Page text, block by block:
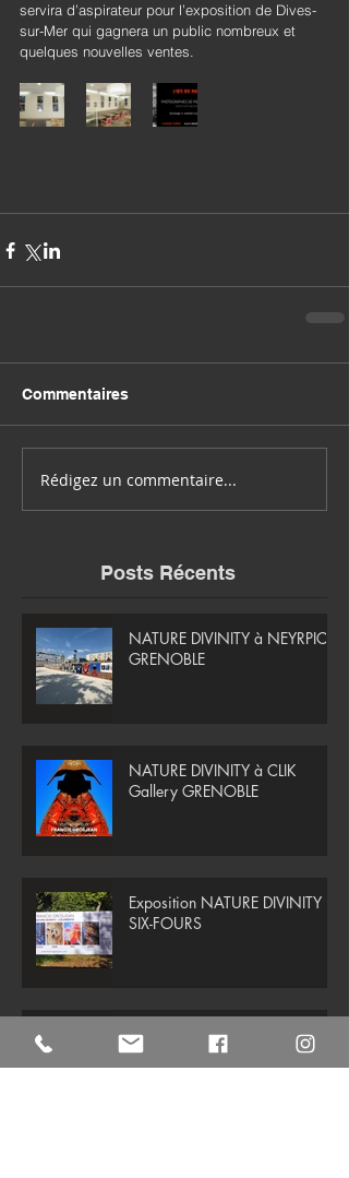
servira d’aspirateur pour l’exposition de Dives-
sur-Mer qui gagnera un public nombreux et
quelques nouvelles ventes.
Commentaires
Rédigez un commentaire...
Posts Récents
NATURE DIVINITY à NEYRPIC -
GRENOBLE
NATURE DIVINITY à CLIK
Gallery GRENOBLE
Exposition NATURE DIVINITY à
SIX-FOURS
NATURE DIVINITY à SIX-FOURS
( Sanary- sur-Mer)